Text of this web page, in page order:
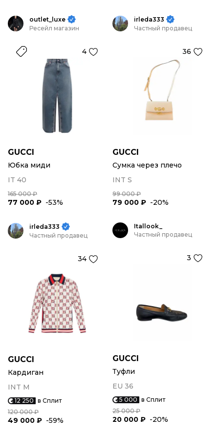
outlet_luxe
Ресейл магазин
4
GUCCI
Юбка миди
IT 40
165 000 ₽
77 000 ₽ -53%
irleda333
Частный продавец
36
GUCCI
Сумка через плечо
INT S
99 000 ₽
79 000 ₽ -20%
irleda333
Частный продавец
34
GUCCI
Кардиган
INT M
12 250 в Сплит
120 000 ₽
49 000 ₽ -59%
Itallook_
Частный продавец
3
GUCCI
Туфли
EU 36
5 000 в Сплит
25 000 ₽
20 000 ₽ -20%